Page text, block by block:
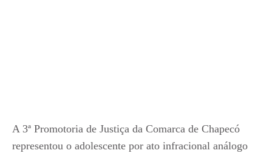
A 3ª Promotoria de Justiça da Comarca de Chapecó
representou o adolescente por ato infracional análogo